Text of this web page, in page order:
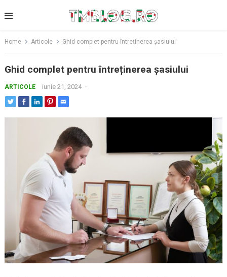
to
Home Articole Ghid complet pentru întreținerea șasiului
Ghid complet pentru întreținerea șasiului
ARTICOLE iunie 21, 2024 ·